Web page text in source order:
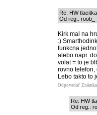
Re: HW tlacitka
Od reg.: roob_
Kirk mal na
:)
funkcna
alebo napr.
volat = to je
rovno telefon,
Lebo takto to
Odpovedať
Re: HW
Od reg.: